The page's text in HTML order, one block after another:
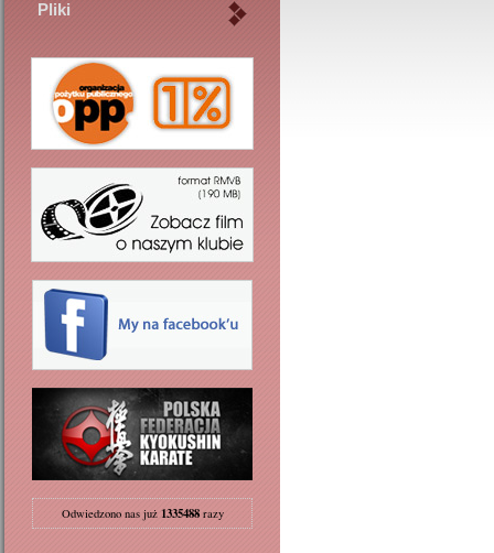
Pliki
Odwiedzono nas już 1335488razy